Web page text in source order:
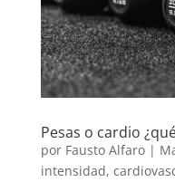
Pesas o cardio
por Fausto Alfaro|
intensidad,